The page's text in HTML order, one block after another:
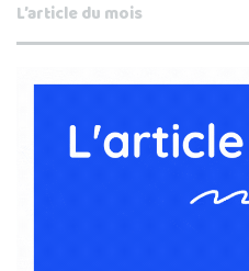
L’article du mois